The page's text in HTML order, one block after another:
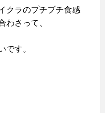
クラのプチプチ食感
わさって、
です。